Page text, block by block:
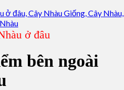
ở đâu
bên ngoài